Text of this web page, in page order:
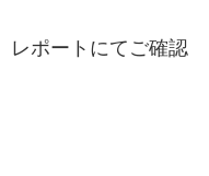
レポートにてご確認